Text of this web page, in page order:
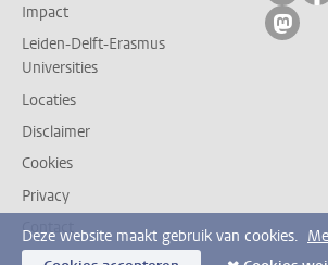
Impact
Leiden-Delft-Erasmus
Universities
Locaties
Disclaimer
Cookies
Privacy
Contact
Volg
Deze website maakt gebruik van cookies.